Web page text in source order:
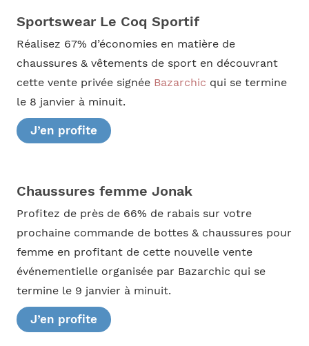
Sportswear Le Coq Sportif
Réalisez 67% d’économies en matière de
chaussures & vêtements de sport en découvrant
cette vente privée signée Bazarchic qui se termine
le 8 janvier à minuit.
J’en profite
Chaussures femme Jonak
Profitez de près de 66% de rabais sur votre
prochaine commande de bottes & chaussures pour
femme en profitant de cette nouvelle vente
événementielle organisée par Bazarchic qui se
termine le 9 janvier à minuit.
J’en profite